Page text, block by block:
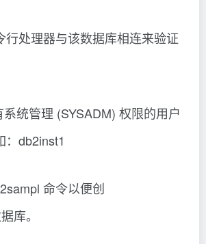
行处理器与该数据库相连来验证
系统管理 (SYSADM) 权限的用户
：db2inst1
命令以便创
库。